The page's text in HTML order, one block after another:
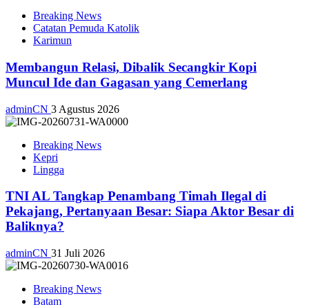
Breaking News
Catatan Pemuda Katolik
Karimun
Membangun Relasi, Dibalik Secangkir Kopi
Muncul Ide dan Gagasan yang Cemerlang
adminCN 3 Agustus 2026
Breaking News
Kepri
Lingga
TNI AL Tangkap Penambang Timah Ilegal di
Pekajang, Pertanyaan Besar: Siapa Aktor Besar di
Baliknya?
adminCN 31 Juli 2026
Breaking News
Batam